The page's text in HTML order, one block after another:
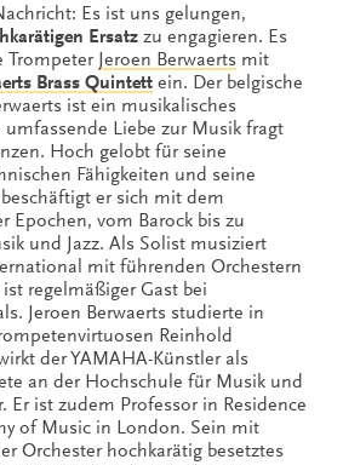
Es ist uns gelungen,
Ersatz zu engagieren. Es
Trompeter Jeroen Berwaerts mit
Brass Quintett ein. Der belgische
ist ein musikalisches
umfassende Liebe zur Musik fragt
Hoch gelobt für seine
Fähigkeiten und seine
er sich mit dem
Epochen, vom Barock bis zu
und Jazz. Als Solist musiziert
mit führenden Orchestern
regelmäßiger Gast bei
Jeroen Berwaerts studierte in
Reinhold
der YAMAHA-Künstler als
an der Hochschule für Musik und
Er ist zudem Professor in Residence
of Music in London. Sein mit
Orchester hochkarätig besetztes